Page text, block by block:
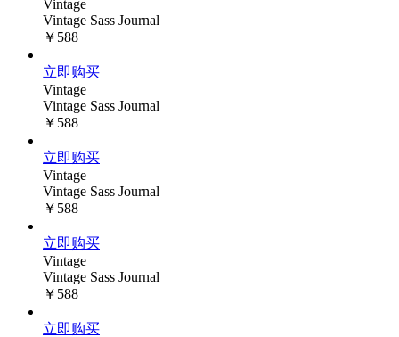
Vintage
Vintage Sass Journal
￥588
立即购买
Vintage
Vintage Sass Journal
￥588
立即购买
Vintage
Vintage Sass Journal
￥588
立即购买
Vintage
Vintage Sass Journal
￥588
立即购买